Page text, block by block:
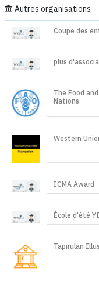
Autres organisations
Coupe des
plus
The Food
Nations
Western
ICMA Award
École d'été
Tapirulan